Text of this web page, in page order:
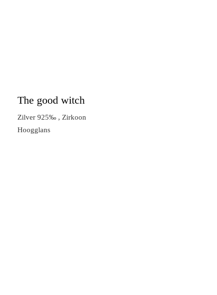
The good witch
Zilver 925‰ , Zirkoon
Hoogglans